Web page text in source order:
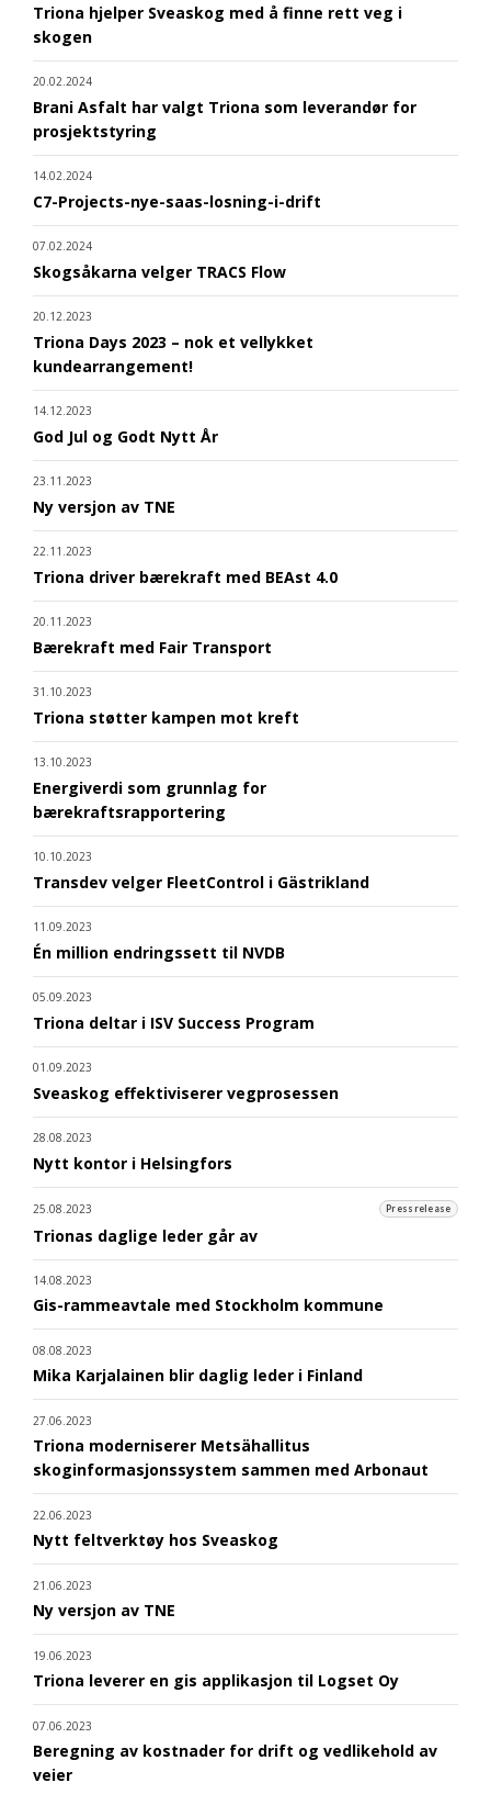
Triona hjelper Sveaskog med å finne rett veg i
skogen
20.02.2024
Brani Asfalt har valgt Triona som leverandør for
prosjektstyring
14.02.2024
C7-Projects-nye-saas-losning-i-drift
07.02.2024
Skogsåkarna velger TRACS Flow
20.12.2023
Triona Days 2023 – nok et vellykket
kundearrangement!
14.12.2023
God Jul og Godt Nytt År
23.11.2023
Ny versjon av TNE
22.11.2023
Triona driver bærekraft med BEAst 4.0
20.11.2023
Bærekraft med Fair Transport
31.10.2023
Triona støtter kampen mot kreft
13.10.2023
Energiverdi som grunnlag for
bærekraftsrapportering
10.10.2023
Transdev velger FleetControl i Gästrikland
11.09.2023
Én million endringssett til NVDB
05.09.2023
Triona deltar i ISV Success Program
01.09.2023
Sveaskog effektiviserer vegprosessen
28.08.2023
Nytt kontor i Helsingfors
25.08.2023 Pressrelease
Trionas daglige leder går av
14.08.2023
Gis-rammeavtale med Stockholm kommune
08.08.2023
Mika Karjalainen blir daglig leder i Finland
27.06.2023
Triona moderniserer Metsähallitus
skoginformasjonssystem sammen med Arbonaut
22.06.2023
Nytt feltverktøy hos Sveaskog
21.06.2023
Ny versjon av TNE
19.06.2023
Triona leverer en gis applikasjon til Logset Oy
07.06.2023
Beregning av kostnader for drift og vedlikehold av
veier